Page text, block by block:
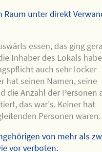
unter direkt
essen, das ging
Inhaber des Lokals
auch sehr locker
hat seinen Namen, seine
die Anzahl der Personen
das war's. Keiner hat
Personen waren.
von mehr als
vor verboten.